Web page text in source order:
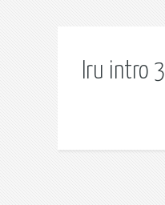
Iru intro